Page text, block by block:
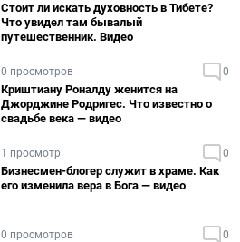
Стоит ли искать духовность в Тибете?
Что увидел там бывалый
путешественник. Видео
0 просмотров 0
Криштиану Роналду женится на
Джорджине Родригес. Что известно о
свадьбе века — видео
1 просмотр 0
Бизнесмен-блогер служит в храме. Как
его изменила вера в Бога — видео
0 просмотров 0